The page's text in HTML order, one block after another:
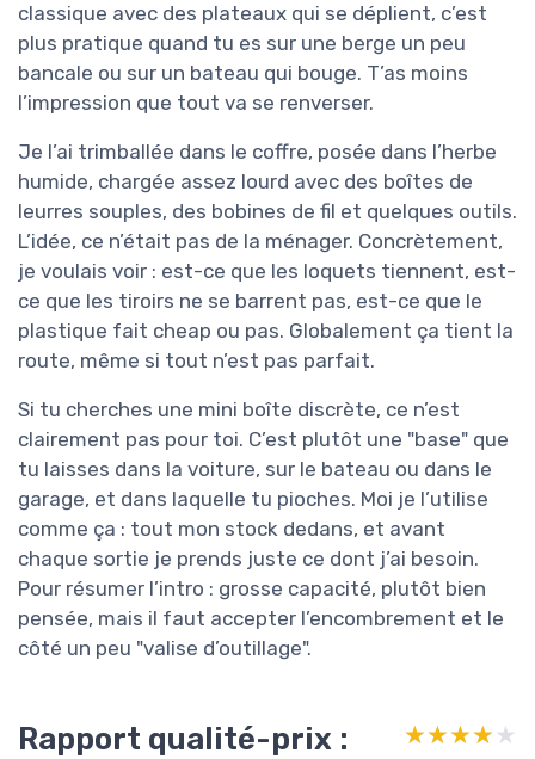
classique avec des plateaux qui se déplient, c’est
plus pratique quand tu es sur une berge un peu
bancale ou sur un bateau qui bouge. T’as moins
l’impression que tout va se renverser.
Je l’ai trimballée dans le coffre, posée dans l’herbe
humide, chargée assez lourd avec des boîtes de
leurres souples, des bobines de fil et quelques outils.
L’idée, ce n’était pas de la ménager. Concrètement,
je voulais voir : est-ce que les loquets tiennent, est-
ce que les tiroirs ne se barrent pas, est-ce que le
plastique fait cheap ou pas. Globalement ça tient la
route, même si tout n’est pas parfait.
Si tu cherches une mini boîte discrète, ce n’est
clairement pas pour toi. C’est plutôt une "base" que
tu laisses dans la voiture, sur le bateau ou dans le
garage, et dans laquelle tu pioches. Moi je l’utilise
comme ça : tout mon stock dedans, et avant
chaque sortie je prends juste ce dont j’ai besoin.
Pour résumer l’intro : grosse capacité, plutôt bien
pensée, mais il faut accepter l’encombrement et le
côté un peu "valise d’outillage".
Rapport qualité-prix :
★★★★★
★★★★★